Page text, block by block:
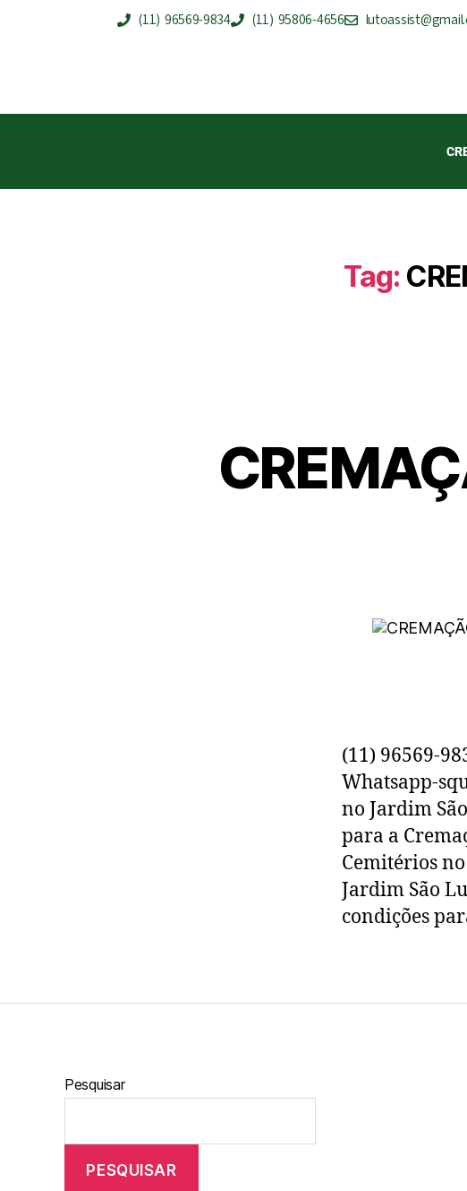
(11) 96569-9834 (11) 95806-4656
Tag:
(11) 96569-
Whatsapp-
no Jardim
para a
Cemitérios
Jardim São
condições
Pesquisar
PESQUISAR